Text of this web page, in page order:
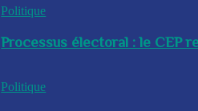
Politique
Processus électoral : le CEP
Politique